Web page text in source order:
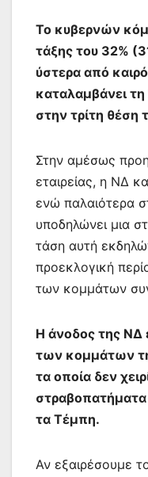
Το κυβερνών
τάξης του 32%
ύστερα από
καταλαμβάνει
στην τρίτη
Στην αμέσως
εταιρείας, η ΝΔ
ενώ παλαιότερα
υποδηλώνει μια
τάση αυτή
προεκλογική
των κομμάτων
Η άνοδος της ΝΔ
των κομμάτων
τα οποία δεν
τα Τέμπη.
Αν εξαιρέσουμε